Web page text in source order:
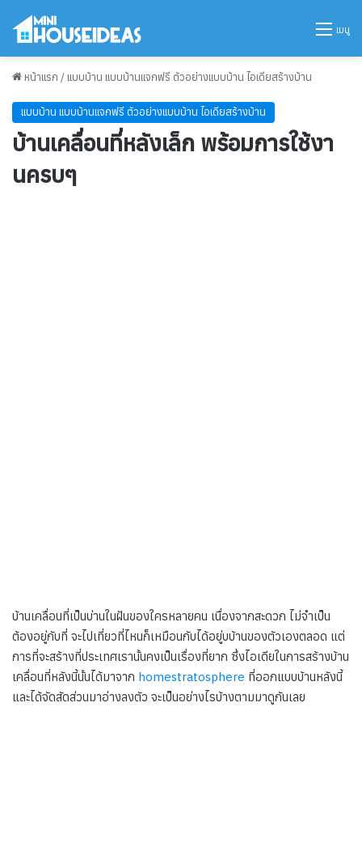
เมนู
หน้าแรก / แบบบ้าน แบบบ้านแจกฟรี ตัวอย่างแบบบ้าน ไอเดียสร้างบ้าน
แบบบ้าน แบบบ้านแจกฟรี ตัวอย่างแบบบ้าน ไอเดียสร้างบ้าน
บ้านเคลื่อนที่หลังเล็ก พร้อมการใช้งา
นครบๆ
บ้านเคลื่อนที่เป็นบ่านในฝันของใครหลายคน เนื่องจากสะดวก ไม่จำเป็น
ต้องอยู่กับที่ จะไปเที่ยวที่ไหนก็เหมือนกับได้อยู่บบ้านของตัวเองตลอด แต่
การที่จะสร้างที่ประเทศเรานั้นคงเป็นเรื่องที่ยาก ซึ่งไอเดียในการสร้างบ้าน
เคลื่อนที่หลังนี้นั้นได้มาจาก homestratosphere ที่ออกแบบบ้านหลังนี้
และได้จัดสัดส่วนมาอ่างลงตัว จะเป็นอย่างไรบ้างตามมาดูกันเลย